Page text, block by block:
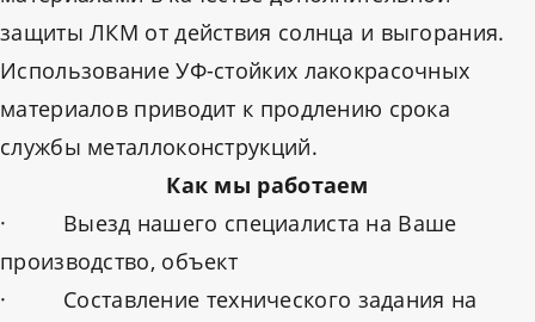
защиты ЛКМ от действия солнца и выгорания.
Использование УФ-стойких лакокрасочных
материалов приводит к продлению срока
службы металлоконструкций.
Как мы работаем
· Выезд нашего специалиста на Ваше
производство, объект
· Составление технического задания на